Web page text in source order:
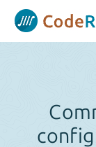
Panneau de gestion